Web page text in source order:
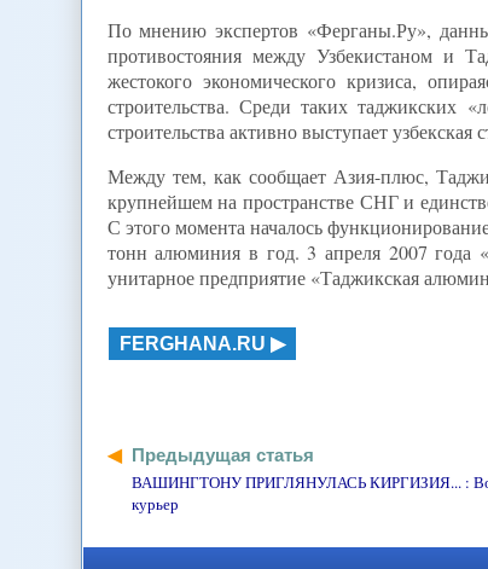
По мнению экспертов «Ферганы.Ру»,
противостояния между Узбекистаном и
жестокого экономического кризиса,
строительства. Среди таких
строительства активно выступает
Между тем, как сообщает Азия-плюс,
крупнейшем на пространстве СНГ и
С этого момента началось
тонн алюминия в год. 3 апреля 2007 года
унитарное предприятие «Таджикская
FERGHANA.RU
Предыдущая статья
ВАШИНГТОНУ ПРИГЛЯНУЛАСЬ КИРГИЗИЯ... :
курьер